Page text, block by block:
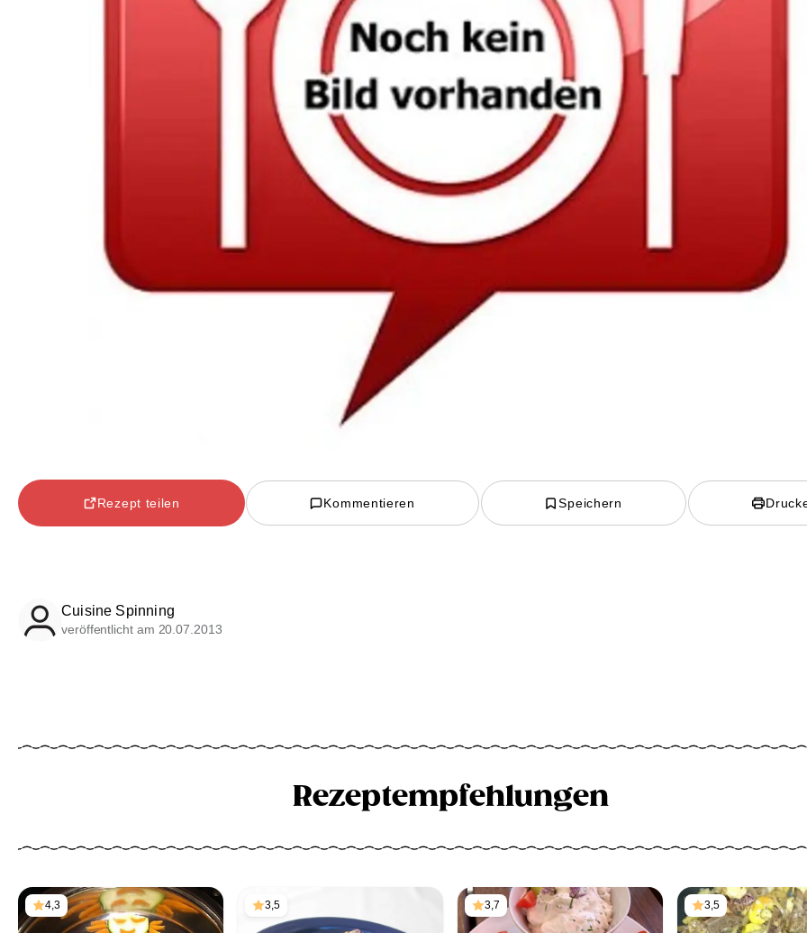
Rezept teilen Kommentieren Speichern
Cuisine Spinning
veröffentlicht am 20.07.2013
Rezeptempfehlungen
4,3 3,5 3,7 3,5